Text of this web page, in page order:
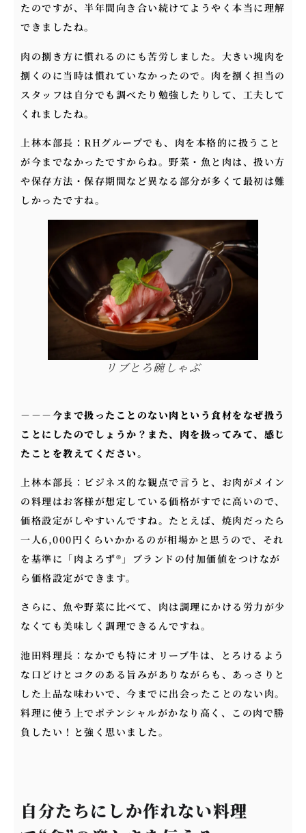
たのですが、半年間向き合い続けてようやく本当に理解
できましたね。
肉の捌き方に慣れるのにも苦労しました。大きい塊肉を
捌くのに当時は慣れていなかったので。肉を捌く担当の
スタッフは自分でも調べたり勉強したりして、工夫して
くれましたね。
上林本部長：RHグループでも、肉を本格的に扱うこと
が今までなかったですからね。野菜・魚と肉は、扱い方
や保存方法・保存期間など異なる部分が多くて最初は難
しかったですね。
リブとろ碗しゃぶ
－－－今まで扱ったことのない肉という食材をなぜ扱う
ことにしたのでしょうか？また、肉を扱ってみて、感じ
たことを教えてください。
上林本部長：ビジネス的な観点で言うと、お肉がメイン
の料理はお客様が想定している価格がすでに高いので、
価格設定がしやすいんですね。たとえば、焼肉だったら
一人6,000円くらいかかるのが相場かと思うので、それ
を基準に「肉よろず®」ブランドの付加価値をつけなが
ら価格設定ができます。
さらに、魚や野菜に比べて、肉は調理にかける労力が少
なくても美味しく調理できるんですね。
池田料理長：なかでも特にオリーブ牛は、とろけるよう
な口どけとコクのある旨みがありながらも、あっさりと
した上品な味わいで、今までに出会ったことのない肉。
料理に使う上でポテンシャルがかなり高く、この肉で勝
負したい！と強く思いました。
自分たちにしか作れない料理